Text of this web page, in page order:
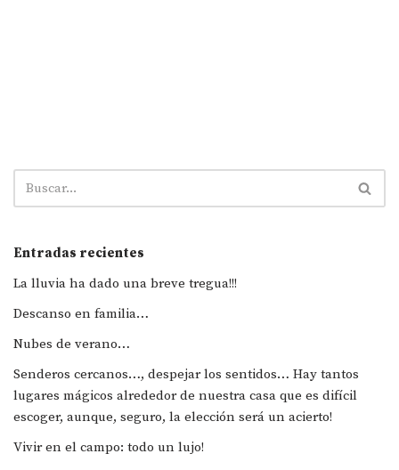
Entradas recientes
La lluvia ha dado una breve tregua!!!
Descanso en familia…
Nubes de verano…
Senderos cercanos…, despejar los sentidos… Hay tantos
lugares mágicos alrededor de nuestra casa que es difícil
escoger, aunque, seguro, la elección será un acierto!
Vivir en el campo: todo un lujo!